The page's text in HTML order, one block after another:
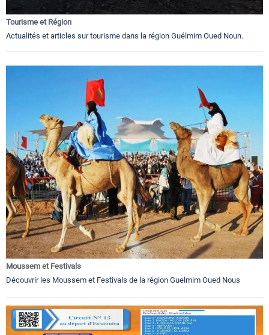
Tourisme et Région
Actualités et articles sur tourisme dans la région Guélmim Oued Noun.
Moussem et Festivals
Découvrir les Moussem et Festivals de la région Guelmim Oued Nous